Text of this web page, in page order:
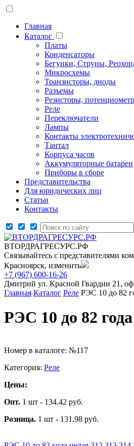
Главная
Каталог
Платы
Конденсаторы
Бегунки, Струны,
Микросхемы
Транзисторы, диоды
Разъемы
Резисторы,
Реле
Переключатели
Лампы
Контакты
Тантал
Корпуса часов
Аккумуляторные батареи
Приборы в сборе
Представительства
Для юридических лиц
Статьи
Контакты
ВТОРДРАГРЕСУРС.РФ
Связывайтесь с представителями
Красноярск, изменить
+7 (967) 600-16-26
Дмитрий ул. Красной Гвардии 21,
Главная Каталог Реле РЭС 10 до 82
РЭС 10 до 82
Номер в каталоге: №117
Категория: Реле
Цены:
Опт. 1 шт - 134.42 руб.
Розница. 1 шт - 131.98 руб.